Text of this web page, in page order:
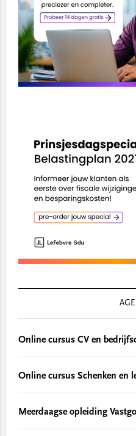
Online cursus CV en
Online cursus Schenken en
Meerdaagse opleiding